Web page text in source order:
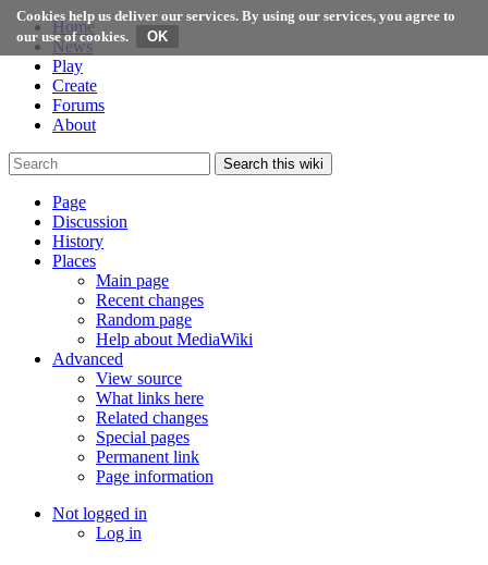
Cookies help us deliver our services. By using our services, you agree to
our use of cookies.
Home
News
Play
Create
Forums
About
Search this wiki
Page
Discussion
History
Places
Main page
Recent changes
Random page
Help about MediaWiki
Advanced
View source
What links here
Related changes
Special pages
Permanent link
Page information
Not logged in
Log in